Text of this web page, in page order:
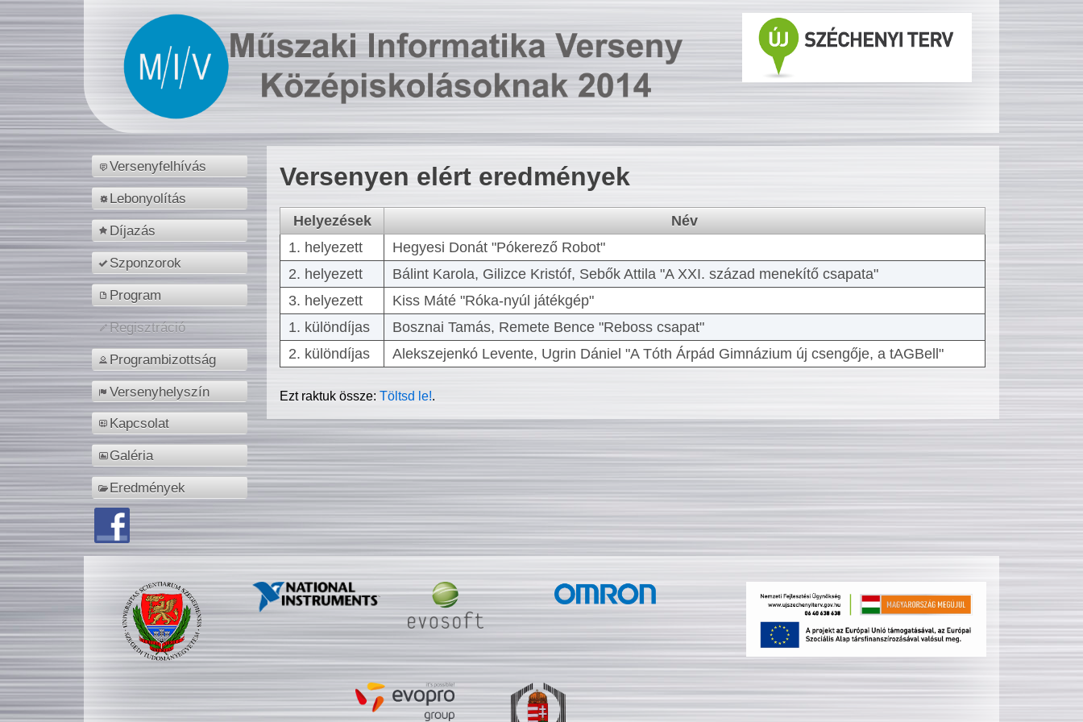
Versenyfelhívás
Lebonyolítás
Díjazás
Szponzorok
Program
Regisztráció
Programbizottság
Versenyhelyszín
Kapcsolat
Galéria
Eredmények
Versenyen elért eredmények
Helyezések
Név
1. helyezett
Hegyesi Donát "Pókerező Robot"
2. helyezett
Bálint Karola, Gilizce Kristóf, Sebők Attila "A XXI. század menekítő csapata"
3. helyezett
Kiss Máté "Róka-nyúl játékgép"
1. különdíjas
Bosznai Tamás, Remete Bence "Reboss csapat"
2. különdíjas
Alekszejenkó Levente, Ugrin Dániel "A Tóth Árpád Gimnázium új csengője, a tAGBell"
Ezt raktuk össze:Töltsd le!.